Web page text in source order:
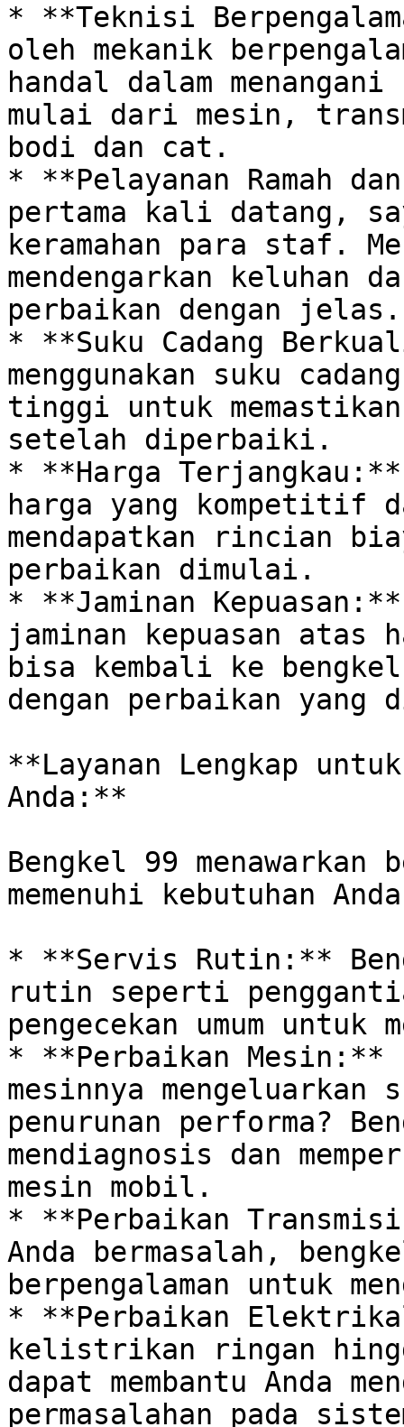
* **Teknisi
oleh mekanik
handal dalam
mulai dari mesin,
bodi dan cat.
* **Pelayanan Ramah
pertama kali datang,
keramahan para staf.
mendengarkan keluhan
perbaikan dengan
* **Suku Cadang
menggunakan suku
tinggi untuk
setelah diperbaiki.
* **Harga
harga yang kompetitif
mendapatkan rincian
perbaikan dimulai.
* **Jaminan
jaminan kepuasan atas
bisa kembali ke
dengan perbaikan yang
**Layanan Lengkap
Anda:**
Bengkel 99 menawarkan
memenuhi kebutuhan
* **Servis Rutin:**
rutin seperti
pengecekan umum
* **Perbaikan Mesin:**
mesinnya mengeluarkan
penurunan performa?
mendiagnosis dan
mesin mobil.
* **Perbaikan
Anda bermasalah,
berpengalaman untuk
* **Perbaikan
kelistrikan ringan
dapat membantu Anda
permasalahan pada